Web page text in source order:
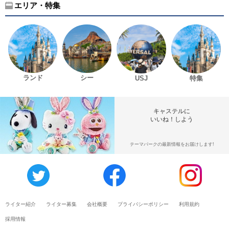
エリア・特集
ランド シー USJ 特集
キャステルに
いいね！しよう
テーマパークの最新情報をお届けします!
ライター紹介 ライター募集 会社概要 プライバシーポリシー 利用規約
採用情報